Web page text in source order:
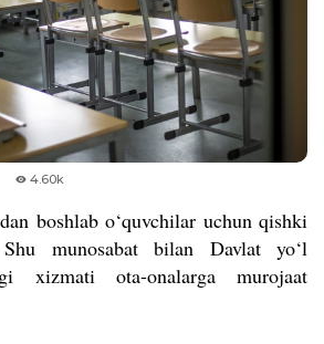
4.60k
boshlab o‘quvchilar uchun qishki
munosabat bilan Davlat yo‘l
xizmati ota-onalarga murojaat